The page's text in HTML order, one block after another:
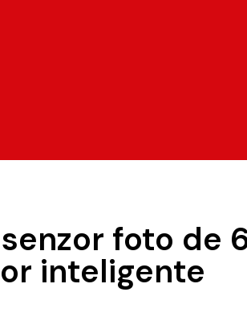
foto de
inteligente